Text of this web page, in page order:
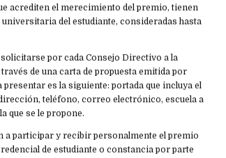
acrediten el merecimiento del premio, tienen
del estudiante, consideradas hasta
por cada Consejo Directivo a la
de una carta de propuesta emitida por
es la siguiente: portada que incluya el
teléfono, correo electrónico, escuela a
que se le propone.
a participar y recibir personalmente el premio
de estudiante o constancia por parte